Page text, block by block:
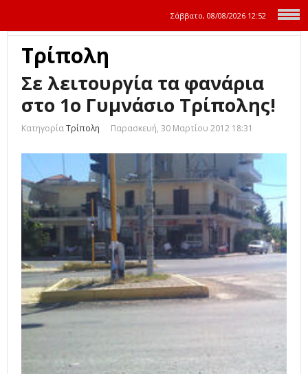
Σάββατο, 08/08/2026 12:52
Τρίπολη
Σε λειτουργία τα φανάρια
στο 1ο Γυμνάσιο Τρίπολης!
ΚατηγορίαΤρίπολη Παρασκευή, 30 Μαρτίου 2012 18:31